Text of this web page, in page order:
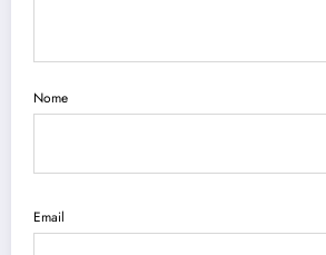
Nome
Email